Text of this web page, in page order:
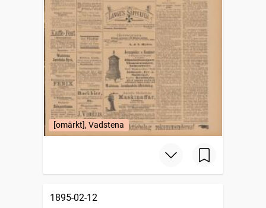
[omärkt], Vadstena
1895-02-12